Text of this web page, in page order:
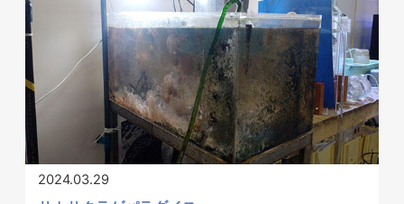
2024.03.29
ツアー・体験
生きものを知る